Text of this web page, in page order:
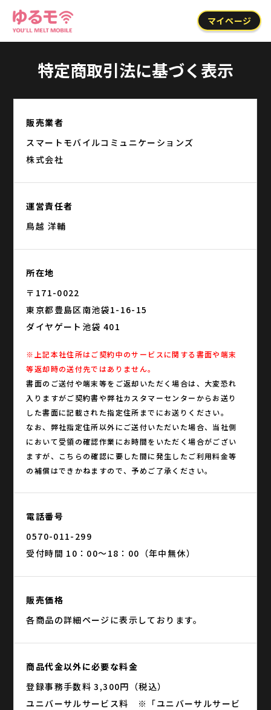
マイページ
特定商取引法に基づく表示
販売業者
スマートモバイルコミュニケーションズ
株式会社
運営責任者
鳥越 洋輔
所在地
〒171-0022
東京都豊島区南池袋1-16-15
ダイヤゲート池袋 401
※上記本社住所はご契約中のサービスに関する書面や端末
等返却時の送付先ではありません。
書面のご送付や端末等をご返却いただく場合は、大変恐れ
入りますがご契約書や弊社カスタマーセンターからお送り
した書面に記載された指定住所までにお送りください。
なお、弊社指定住所以外にご送付いただいた場合、当社側
において受領の確認作業にお時間をいただく場合がござい
ますが、こちらの確認に要した間に発生したご利用料金等
の補償はできかねますので、予めご了承ください。
電話番号
0570-011-299
受付時間 10：00～18：00（年中無休）
販売価格
各商品の詳細ページに表示しております。
商品代金以外に必要な料金
登録事務手数料 3,300円（税込）
ユニバーサルサービス料 ※「ユニバーサルサービ